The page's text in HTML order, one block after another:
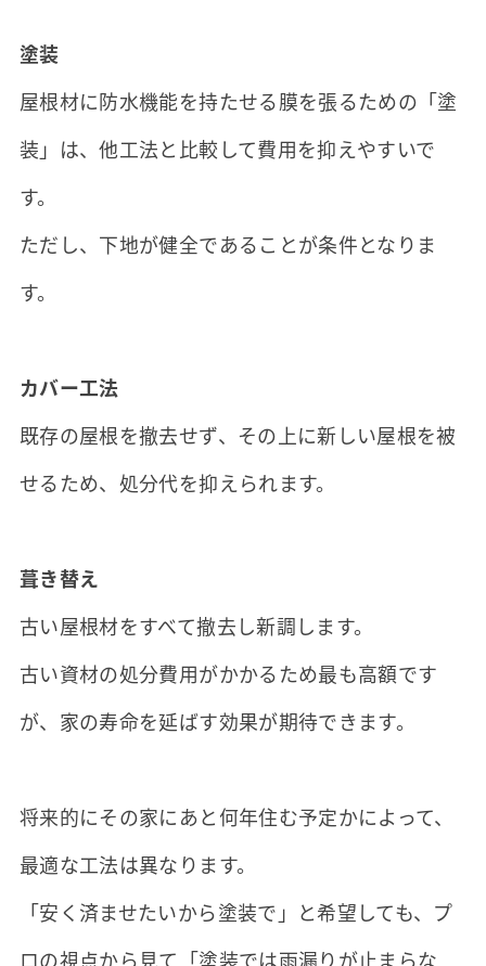
塗装
屋根材に防水機能を持たせる膜を張るための「塗
装」は、他工法と比較して費用を抑えやすいで
す。
ただし、下地が健全であることが条件となりま
す。
カバー工法
既存の屋根を撤去せず、その上に新しい屋根を被
せるため、処分代を抑えられます。
葺き替え
古い屋根材をすべて撤去し新調します。
古い資材の処分費用がかかるため最も高額です
が、家の寿命を延ばす効果が期待できます。
将来的にその家にあと何年住む予定かによって、
最適な工法は異なります。
「安く済ませたいから塗装で」と希望しても、プ
ロの視点から見て「塗装では雨漏りが止まらな